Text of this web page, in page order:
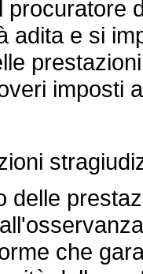
adita e si
imposti
che